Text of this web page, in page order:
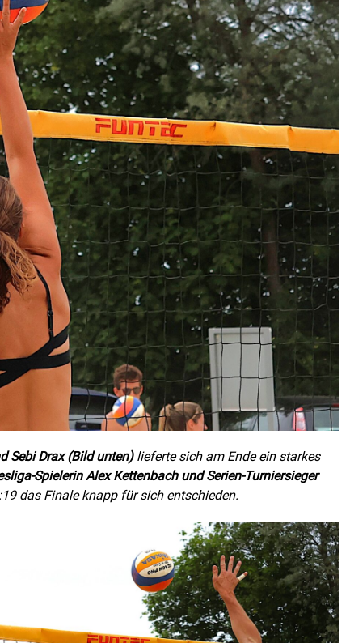
Sebi Drax (Bild unten)lieferte sich am Ende ein starkes
Spielerin Alex Kettenbach und Serien-Turniersieger
das Finale knapp für sich entschieden.